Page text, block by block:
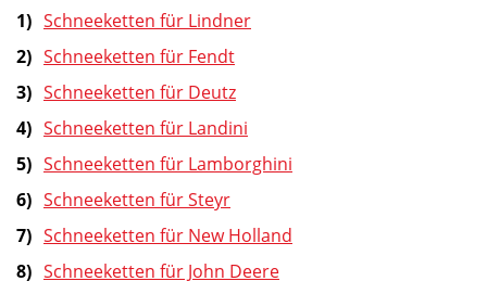
Schneeketten für Lindner
Schneeketten für Fendt
Schneeketten für Deutz
Schneeketten für Landini
Schneeketten für Lamborghini
Schneeketten für Steyr
Schneeketten für New Holland
Schneeketten für John Deere